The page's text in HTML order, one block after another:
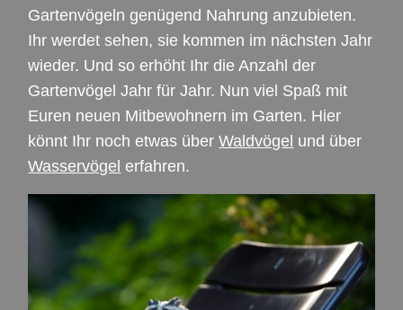
Gartenvögeln genügend Nahrung anzubieten.
Ihr werdet sehen, sie kommen im nächsten Jahr
wieder. Und so erhöht Ihr die Anzahl der
Gartenvögel Jahr für Jahr. Nun viel Spaß mit
Euren neuen Mitbewohnern im Garten. Hier
könnt Ihr noch etwas überWaldvögel und über
Wasservögel erfahren.